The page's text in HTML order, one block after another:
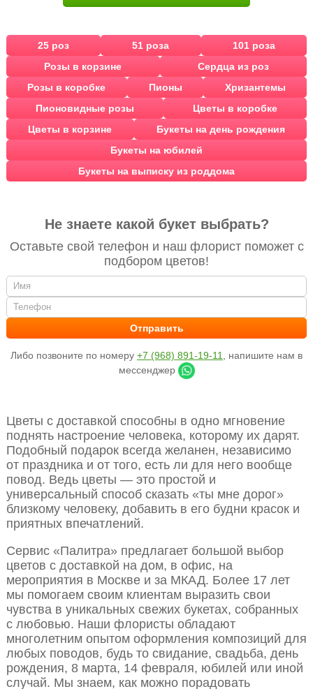
25 роз 51 роза
101 роза
Розы в корзине
Сердца из роз
Розы в коробке
Пионы
Хризантемы
Пионовидные розы
Цветы в коробке
Цветы в корзине
Букеты на день рождения
Букеты на юбилей
Букеты на выписку из роддома
Не знаете какой букет выбрать?
Оставьте свой телефон и наш флорист поможет с
подбором цветов!
Либо позвоните по номеру +7 (968) 891-19-11
, напишите нам в
мессенджер
Цветы с доставкой способны в одно мгновение
поднять настроение человека, которому их дарят.
Подобный подарок всегда желанен, независимо
от праздника и от того, есть ли для него вообще
повод. Ведь цветы — это простой и
универсальный способ сказать «ты мне дорог»
близкому человеку, добавить в его будни красок и
приятных впечатлений.
Сервис «Палитра» предлагает большой выбор
цветов с доставкой на дом, в офис, на
мероприятия в Москве и за МКАД. Более 17 лет
мы помогаем своим клиентам выразить свои
чувства в уникальных свежих букетах, собранных
с любовью. Наши флористы обладают
многолетним опытом оформления композиций для
любых поводов, будь то свидание, свадьба, день
рождения, 8 марта, 14 февраля, юбилей или иной
случай. Мы знаем, как можно порадовать